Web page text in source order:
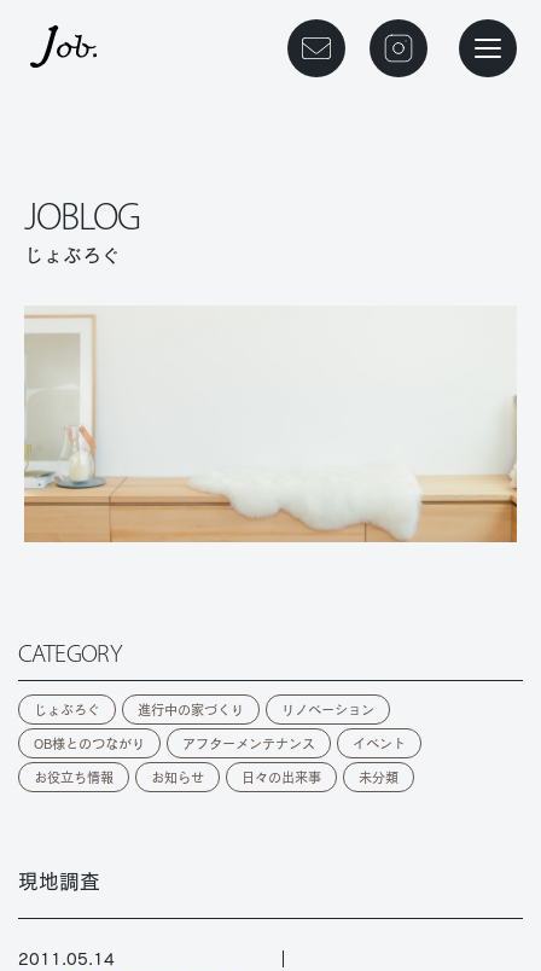
メニュ
JOBLOG
じょぶろぐ
CATEGORY
じょぶろぐ 進行中の家づくり リノベーション
OB様とのつながり アフターメンテナンス イベント
お役立ち情報 お知らせ 日々の出来事 未分類
現地調査
2011.05.14